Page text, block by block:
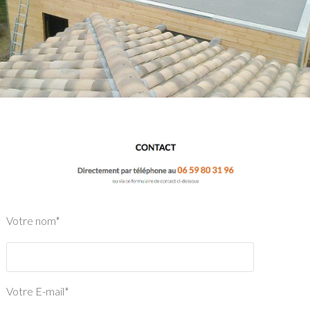
Votre nom*
Votre E-mail*